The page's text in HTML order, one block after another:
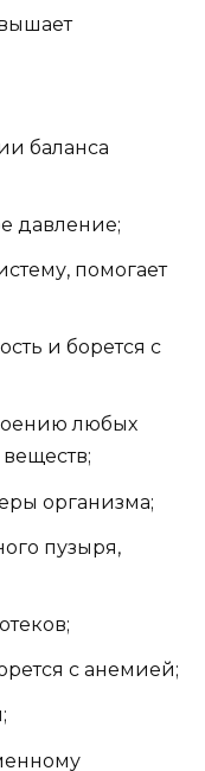
баланса
давление;
помогает
и борется с
любых
организма;
пузыря,
с анемией;